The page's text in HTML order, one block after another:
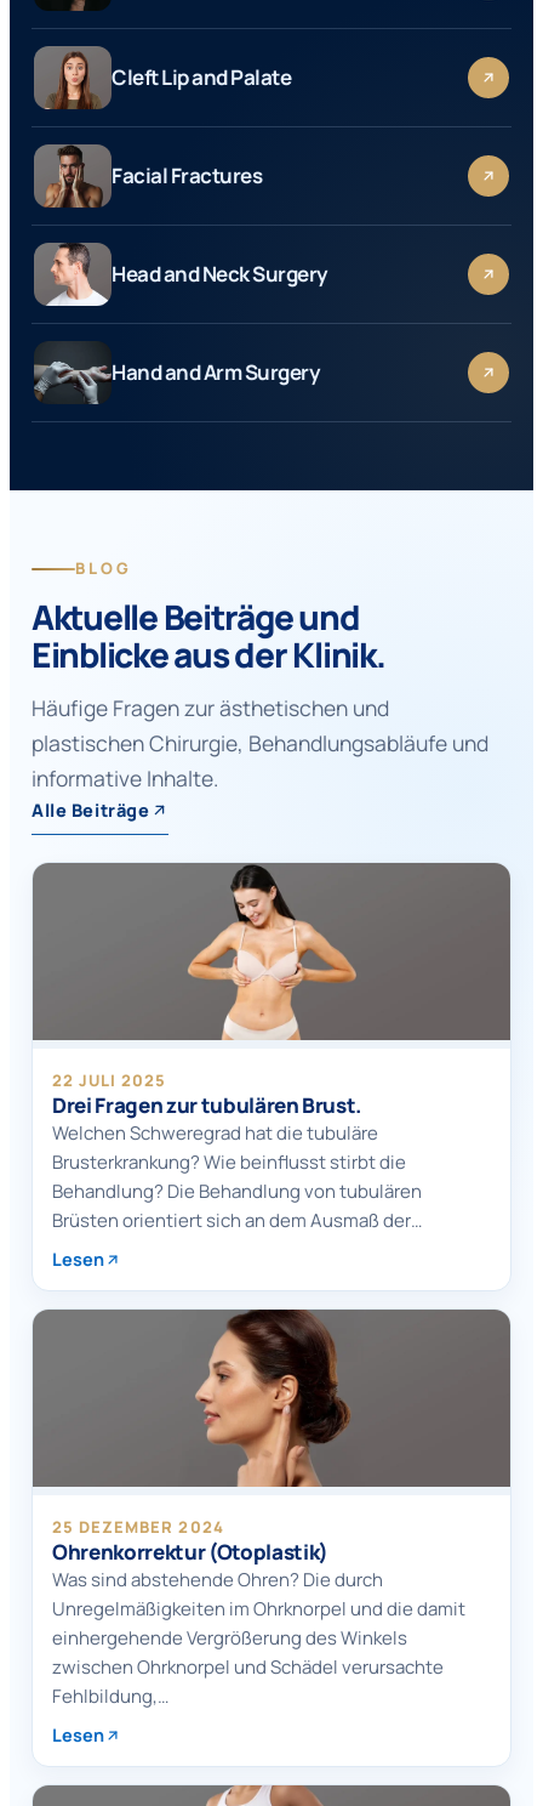
Cleft Lip and Palate
Facial Fractures
Head and Neck Surgery
Hand and Arm Surgery
BLOG
Aktuelle Beiträge und
Einblicke aus der Klinik.
Häufige Fragen zur ästhetischen und
plastischen Chirurgie, Behandlungsabläufe und
informative Inhalte.
Alle Beiträge
22 JULI 2025
Drei Fragen zur tubulären Brust.
Welchen Schweregrad hat die tubuläre
Brusterkrankung? Wie beinflusst stirbt die
Behandlung? Die Behandlung von tubulären
Brüsten orientiert sich an dem Ausmaß der…
Lesen
25 DEZEMBER 2024
Ohrenkorrektur (Otoplastik)
Was sind abstehende Ohren? Die durch
Unregelmäßigkeiten im Ohrknorpel und die damit
einhergehende Vergrößerung des Winkels
zwischen Ohrknorpel und Schädel verursachte
Fehlbildung,…
Lesen